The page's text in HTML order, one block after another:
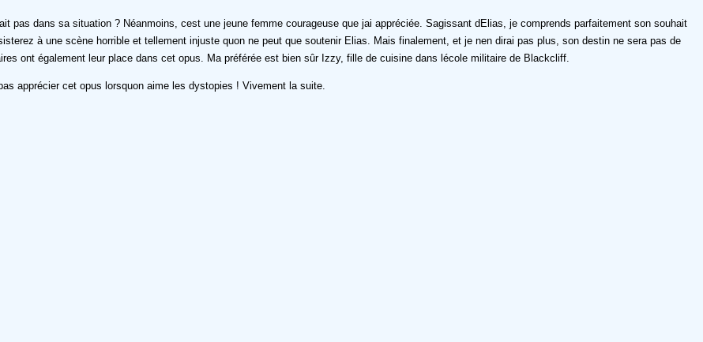
dans sa situation ? Néanmoins, cest une jeune femme courageuse que jai appréciée. Sagissant dElias, je comprends parfaitement son souhait
à une scène horrible et tellement injuste quon ne peut que soutenir Elias. Mais finalement, et je nen dirai pas plus, son destin ne sera pas de
ont également leur place dans cet opus. Ma préférée est bien sûr Izzy, fille de cuisine dans lécole militaire de Blackcliff.
apprécier cet opus lorsquon aime les dystopies ! Vivement la suite.